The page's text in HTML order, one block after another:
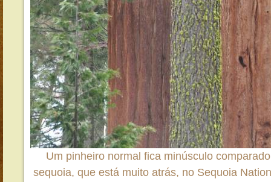
Um pinheiro normal fica minúsculo
sequoia, que está muito atrás, no Sequoia